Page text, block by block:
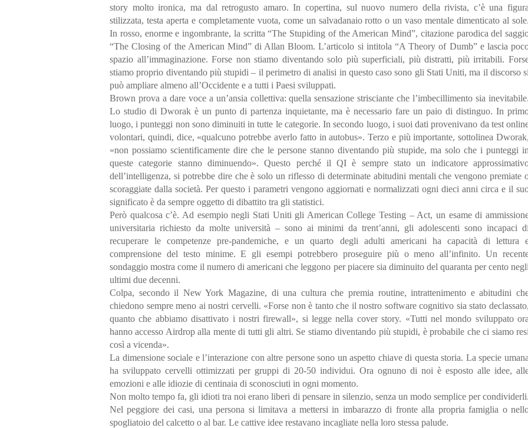
story molto ironica, ma dal retrogusto amaro. In copertina, sul nuovo numero della rivista, c’è una figura
stilizzata, testa aperta e completamente vuota, come un salvadanaio rotto o un vaso mentale dimenticato al sole.
In rosso, enorme e ingombrante, la scritta “The Stupiding of the American Mind”, citazione parodica del
“The Closing of the American Mind” di Allan Bloom. L’articolo si intitola “A Theory of Dumb” e lascia
spazio all’immaginazione. Forse non stiamo diventando solo più superficiali, più distratti, più irritabili.
stiamo proprio diventando più stupidi – il perimetro di analisi in questo caso sono gli Stati Uniti, ma il discorso si
può ampliare almeno all’Occidente e a tutti i Paesi sviluppati.
Brown prova a dare voce a un’ansia collettiva: quella sensazione strisciante che l’imbecillimento sia inevitabile.
Lo studio di Dworak è un punto di partenza inquietante, ma è necessario fare un paio di distinguo. In
luogo, i punteggi non sono diminuiti in tutte le categorie. In secondo luogo, i suoi dati provenivano da test
volontari, quindi, dice, «qualcuno potrebbe averlo fatto in autobus». Terzo e più importante, sottolinea Dworak,
«non possiamo scientificamente dire che le persone stanno diventando più stupide, ma solo che i punteggi in
queste categorie stanno diminuendo». Questo perché il QI è sempre stato un indicatore
dell’intelligenza, si potrebbe dire che è solo un riflesso di determinate abitudini mentali che vengono premiate
scoraggiate dalla società. Per questo i parametri vengono aggiornati e normalizzati ogni dieci anni circa e il
significato è da sempre oggetto di dibattito tra gli statistici.
Però qualcosa c’è. Ad esempio negli Stati Uniti gli American College Testing – Act, un esame di
universitaria richiesto da molte università – sono ai minimi da trent’anni, gli adolescenti sono incapaci di
recuperare le competenze pre-pandemiche, e un quarto degli adulti americani ha capacità di lettura
comprensione del testo minime. E gli esempi potrebbero proseguire più o meno all’infinito. Un
sondaggio mostra come il numero di americani che leggono per piacere sia diminuito del quaranta per cento negli
ultimi due decenni.
Colpa, secondo il New York Magazine, di una cultura che premia routine, intrattenimento e abitudini
chiedono sempre meno ai nostri cervelli. «Forse non è tanto che il nostro software cognitivo sia stato declassato,
quanto che abbiamo disattivato i nostri firewall», si legge nella cover story. «Tutti nel mondo sviluppato ora
hanno accesso Airdrop alla mente di tutti gli altri. Se stiamo diventando più stupidi, è probabile che ci siamo resi
così a vicenda».
La dimensione sociale e l’interazione con altre persone sono un aspetto chiave di questa storia. La specie umana
ha sviluppato cervelli ottimizzati per gruppi di 20-50 individui. Ora ognuno di noi è esposto alle idee,
emozioni e alle idiozie di centinaia di sconosciuti in ogni momento.
Non molto tempo fa, gli idioti tra noi erano liberi di pensare in silenzio, senza un modo semplice per condividerli.
Nel peggiore dei casi, una persona si limitava a mettersi in imbarazzo di fronte alla propria famiglia o
spogliatoio del calcetto o al bar. Le cattive idee restavano incagliate nella loro stessa palude.